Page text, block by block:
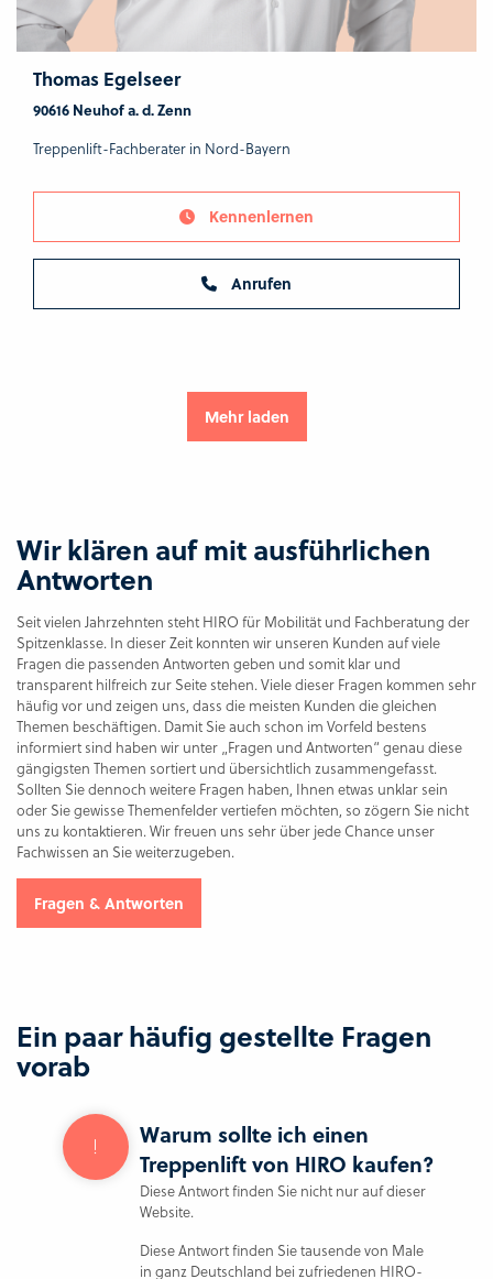
Thomas Egelseer
90616 Neuhof a. d. Zenn
Treppenlift-Fachberater in Nord-Bayern
Kennenlernen
Anrufen
Mehr laden
Wir klären auf mit ausführlichen
Antworten
Seit vielen Jahrzehnten steht HIRO für Mobilität und Fachberatung der
Spitzenklasse. In dieser Zeit konnten wir unseren Kunden auf viele
Fragen die passenden Antworten geben und somit klar und
transparent hilfreich zur Seite stehen. Viele dieser Fragen kommen sehr
häufig vor und zeigen uns, dass die meisten Kunden die gleichen
Themen beschäftigen. Damit Sie auch schon im Vorfeld bestens
informiert sind haben wir unter „Fragen und Antworten“ genau diese
gängigsten Themen sortiert und übersichtlich zusammengefasst.
Sollten Sie dennoch weitere Fragen haben, Ihnen etwas unklar sein
oder Sie gewisse Themenfelder vertiefen möchten, so zögern Sie nicht
uns zu kontaktieren. Wir freuen uns sehr über jede Chance unser
Fachwissen an Sie weiterzugeben.
Fragen & Antworten
Ein paar häufig gestellte Fragen
vorab
Warum sollte ich einen
Treppenlift von HIRO kaufen?
Diese Antwort finden Sie nicht nur auf dieser
Website.
Diese Antwort finden Sie tausende von Male
in ganz Deutschland bei zufriedenen HIRO-